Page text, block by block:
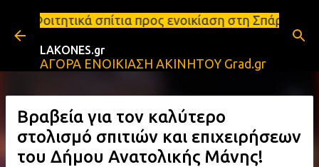
Μετάβαση στο κύριο περιεχόμενο
προς ενοικίαση στη Σπάρτη Ενοικιάσεις
LAKONES.gr
ΑΓΟΡΑ ΕΝΟΙΚΙΑΣΗ ΑΚΙΝΗΤΟΥ Grad.gr
Βραβεία για τον καλύτερο
στολισμό σπιτιών και επιχειρήσεων
του Δήμου Ανατολικής Μάνης!